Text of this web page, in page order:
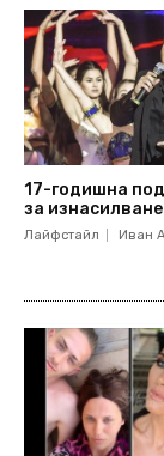
17-годишна
за
Лайфстайл Иван